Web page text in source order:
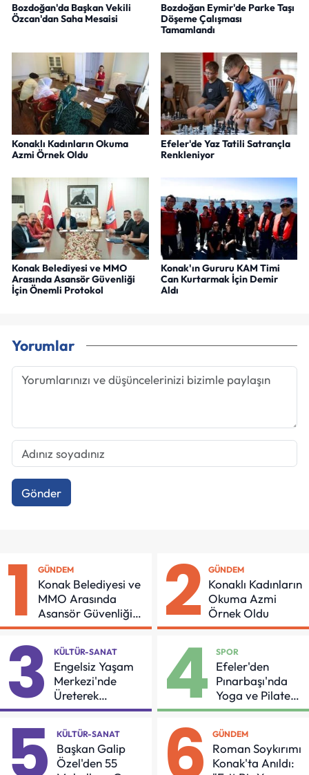
Bozdoğan'da Başkan Vekili
Özcan'dan Saha Mesaisi
Bozdoğan Eymir'de Parke Taşı
Döşeme Çalışması
Tamamlandı
Konaklı Kadınların Okuma
Azmi Örnek Oldu
Efeler'de Yaz Tatili Satrançla
Renkleniyor
Konak Belediyesi ve MMO
Arasında Asansör Güvenliği
İçin Önemli Protokol
Konak'ın Gururu KAM Timi
Can Kurtarmak İçin Demir
Aldı
Yorumlar
Gönder
1 GÜNDEM
Konak Belediyesi ve
MMO Arasında
Asansör Güvenliği
İçin Önemli Protokol
2 GÜNDEM
Konaklı Kadınların
Okuma Azmi
Örnek Oldu
3 KÜLTÜR-SANAT
Engelsiz Yaşam
Merkezi'nde
Üreterek
Güçleniyorlar
4 SPOR
Efeler'den
Pınarbaşı'nda
Yoga ve Pilates
Buluşması
5 KÜLTÜR-SANAT
Başkan Galip
Özel'den 55
6 GÜNDEM
Roman Soykırımı
Konak'ta Anıldı: